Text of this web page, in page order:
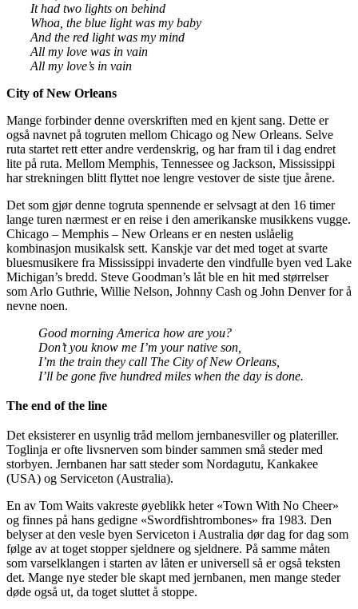
It had two lights on behind
Whoa, the blue light was my baby
And the red light was my mind
All my love was in vain
All my love’s in vain
City of New Orleans
Mange forbinder denne overskriften med en kjent sang. Dette er
også navnet på togruten mellom Chicago og New Orleans. Selve
ruta startet rett etter andre verdenskrig, og har fram til i dag endret
lite på ruta. Mellom Memphis, Tennessee og Jackson, Mississippi
har strekningen blitt flyttet noe lengre vestover de siste tjue årene.
Det som gjør denne togruta spennende er selvsagt at den 16 timer
lange turen nærmest er en reise i den amerikanske musikkens vugge.
Chicago – Memphis – New Orleans er en nesten uslåelig
kombinasjon musikalsk sett. Kanskje var det med toget at svarte
bluesmusikere fra Mississippi invaderte den vindfulle byen ved Lake
Michigan’s bredd. Steve Goodman’s låt ble en hit med størrelser
som Arlo Guthrie, Willie Nelson, Johnny Cash og John Denver for å
nevne noen.
Good morning America how are you?
Don’t you know me I’m your native son,
I’m the train they call The City of New Orleans,
I’ll be gone five hundred miles when the day is done.
The end of the line
Det eksisterer en usynlig tråd mellom jernbanesviller og plateriller.
Toglinja er ofte livsnerven som binder sammen små steder med
storbyen. Jernbanen har satt steder som Nordagutu, Kankakee
(USA) og Serviceton (Australia).
En av Tom Waits vakreste øyeblikk heter «Town With No Cheer»
og finnes på hans gedigne «Swordfishtrombones» fra 1983. Den
belyser at den vesle byen Serviceton i Australia dør dag for dag som
følge av at toget stopper sjeldnere og sjeldnere. På samme måten
som varselklangen i starten av låten er universell så er også teksten
det. Mange nye steder ble skapt med jernbanen, men mange steder
døde også ut, da toget sluttet å stoppe.